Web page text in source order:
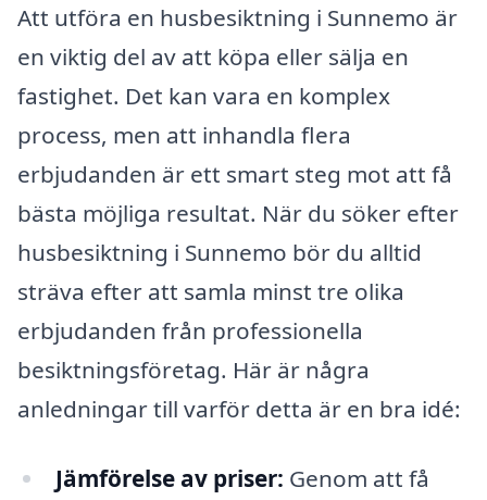
Att utföra en husbesiktning i Sunnemo är
en viktig del av att köpa eller sälja en
fastighet. Det kan vara en komplex
process, men att inhandla flera
erbjudanden är ett smart steg mot att få
bästa möjliga resultat. När du söker efter
husbesiktning i Sunnemo bör du alltid
sträva efter att samla minst tre olika
erbjudanden från professionella
besiktningsföretag. Här är några
anledningar till varför detta är en bra idé:
Jämförelse av priser: Genom att få